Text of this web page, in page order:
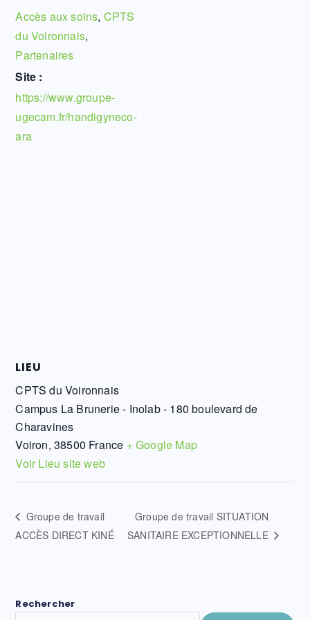
Accès aux soins, CPTS
du Voironnais,
Partenaires
Site :
https://www.groupe-
ugecam.fr/handigyneco-
ara
LIEU
CPTS du Voironnais
Campus La Brunerie - Inolab - 180 boulevard de
Charavines
Voiron, 38500 France + Google Map
Voir Lieu site web
Groupe de travail
ACCÈS DIRECT KINÉ
Groupe de travail SITUATION
SANITAIRE EXCEPTIONNELLE
Rechercher